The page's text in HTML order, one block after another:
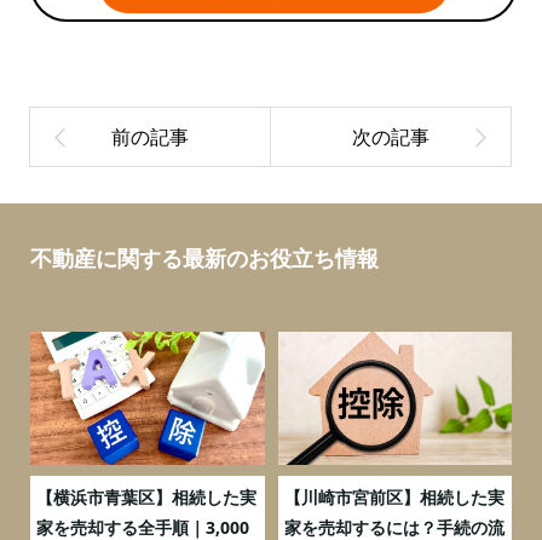
不動産に関する最新のお役立ち情報
【横浜市青葉区】相続した実
家を売却する全手順｜3,000
【川崎市宮前区】相続した実
家を売却するには？手続の流